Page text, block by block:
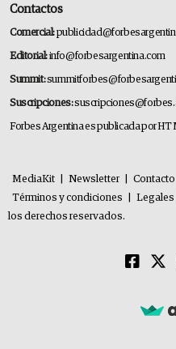
Contactos
Comercial:
Editorial:info@forbesargentina.com
Summit:
Suscripciones:
Forbes Argentina es publicada por HT
MediaKit Newsletter Contacto
Términos y condiciones
Legales
los derechos reservados.